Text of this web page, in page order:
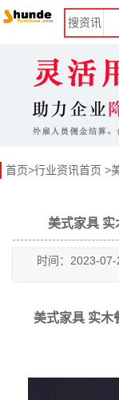
搜资讯
首页>行业资讯首页 >
美式家具
时间：2023-07-
美式家具 实木